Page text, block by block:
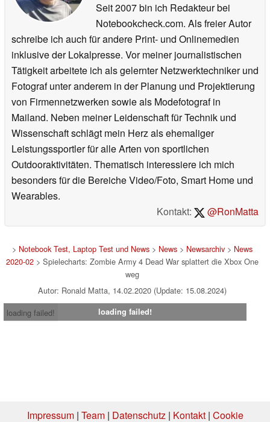
Seit 2007 bin ich Redakteur bei
Notebookcheck.com. Als freier Autor
schreibe ich auch für andere Print- und Onlinemedien
inklusive der Lokalpresse. Vor meiner journalistischen
Tätigkeit arbeitete ich als gelernter Netzwerktechniker und
Fotograf unter anderem in der Planung und Projektierung
von Firmennetzwerken sowie als Modefotograf in
Mailand. Neben meiner Leidenschaft für Technik und
Wissenschaft schlägt mein Herz als ehemaliger
Leistungssportler für alle Arten von sportlichen
Outdooraktivitäten. Thematisch interessiere ich mich
besonders für die Bereiche Video/Foto, Smart Home und
Wearables.
Kontakt:
@RonMatta
> Notebook Test, Laptop Test und News> News> Newsarchiv> News
2020-02> Spielecharts: Zombie Army 4 Dead War splattert die Xbox One
weg
Autor: Ronald Matta, 14.02.2020 (Update: 15.08.2024)
loading failed!
loading failed!
Impressum| Team| Datenschutz| Kontakt| Cookie